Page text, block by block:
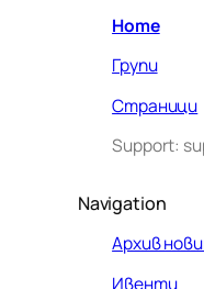
Home
Групи
Страници
Support:
Navigation
Архив
Ивенти